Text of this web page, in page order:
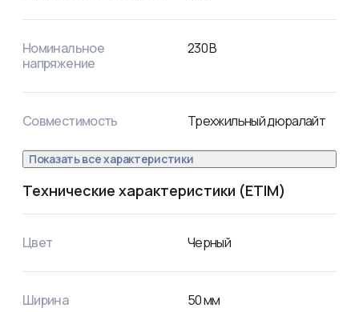
Номинальное
напряжение
230В
Совместимость Трехжильный дюралайт
Показать все характеристики
Технические характеристики (ETIM)
Цвет Черный
Ширина 50мм